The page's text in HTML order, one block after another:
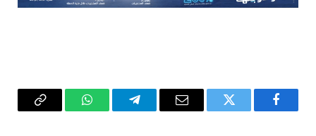
فيسبوك تويتر
البريد
تيلقرام واتساب Copy